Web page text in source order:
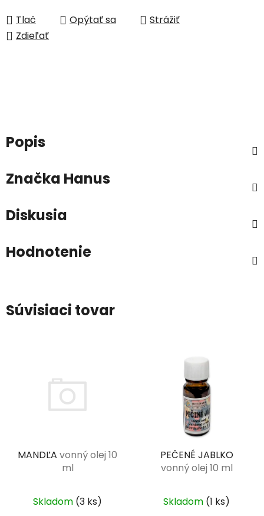
Tlač Opýtať sa
Strážiť
Zdieľať
Popis
Značka Hanus
Diskusia
Hodnotenie
Súvisiaci tovar
MANDĽA vonný olej 10
ml
Skladom (3 ks)
PEČENÉ JABLKO
vonný olej 10 ml
Skladom (1 ks)